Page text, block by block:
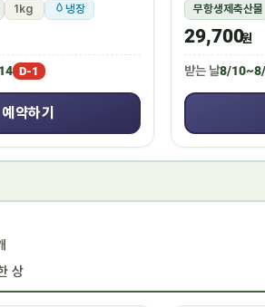
1kg 냉장
D-1
예약하기
무항생제축산물
29,700원
받는 날8/
상